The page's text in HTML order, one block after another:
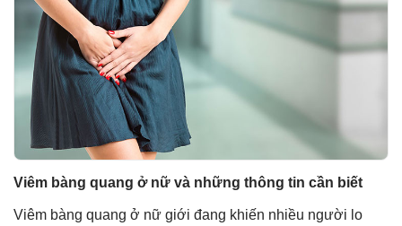
Viêm bàng quang ở nữ và những thông tin cần biết
Viêm bàng quang ở nữ giới đang khiến nhiều người lo